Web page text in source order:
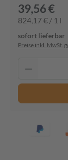
39,56 €
824,17 € / 1 l
sofort lieferbar
Preise inkl. MwSt.